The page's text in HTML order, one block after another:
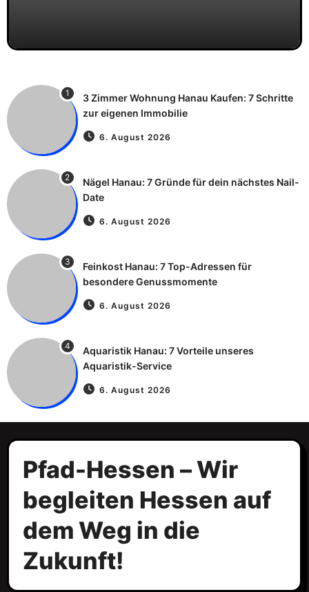
1
3 Zimmer Wohnung Hanau Kaufen: 7 Schritte
zur eigenen Immobilie
6. August 2026
2
Nägel Hanau: 7 Gründe für dein nächstes Nail-
Date
6. August 2026
3
Feinkost Hanau: 7 Top-Adressen für
besondere Genussmomente
6. August 2026
4
Aquaristik Hanau: 7 Vorteile unseres
Aquaristik-Service
6. August 2026
Pfad-Hessen – Wir
begleiten Hessen auf
dem Weg in die
Zukunft!